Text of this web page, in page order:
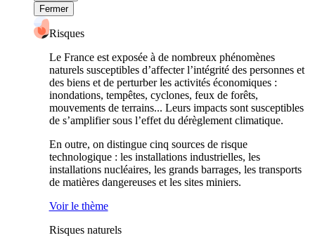
Fermer
Risques
Le France est exposée à de nombreux phénomènes
naturels susceptibles d’affecter l’intégrité des personnes et
des biens et de perturber les activités économiques :
inondations, tempêtes, cyclones, feux de forêts,
mouvements de terrains... Leurs impacts sont susceptibles
de s’amplifier sous l’effet du dérèglement climatique.
En outre, on distingue cinq sources de risque
technologique : les installations industrielles, les
installations nucléaires, les grands barrages, les transports
de matières dangereuses et les sites miniers.
Voir le thème
Risques naturels